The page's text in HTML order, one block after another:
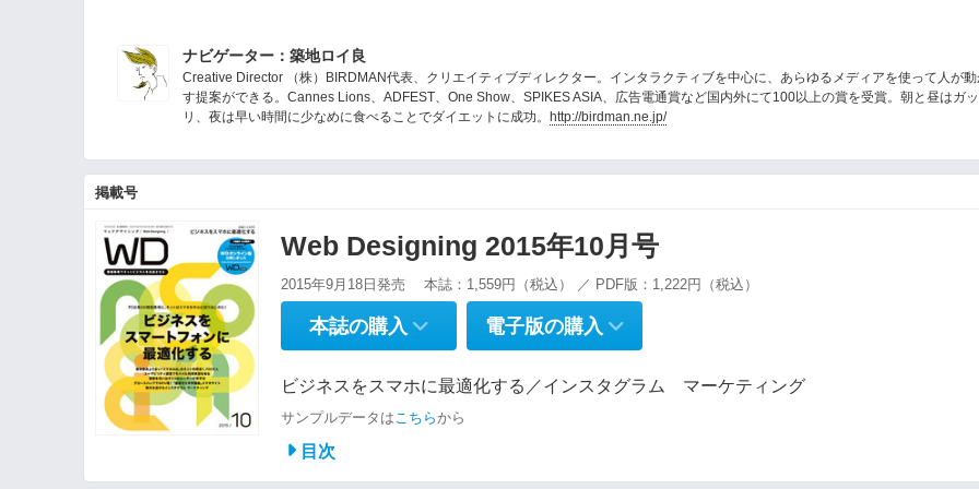
ナビゲーター：築地ロイ良
Creative Director （株）BIRDMAN代表、クリエイティブディレクター。インタラクティブを中心に、あらゆるメディアを使って人が
す提案ができる。Cannes Lions、ADFEST、One Show、SPIKES ASIA、広告電通賞など国内外にて100以上の賞を受賞。朝と昼はガ
リ、夜は早い時間に少なめに食べることでダイエットに成功。
http://birdman.ne.jp/
掲載号
Web Designing 2015年10月号
2015年9月18日発売 本誌：1,559円（税込） ／ PDF版：1,222円（税込）
本誌の購入 電子版の購入
ビジネスをスマホに最適化する／インスタグラム マーケティング
サンプルデータは こちらから
目次